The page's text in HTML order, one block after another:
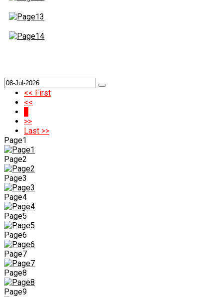
<< First
<<
>>
Last >>
Page1
Page2
Page3
Page4
Page5
Page6
Page7
Page8
Page9